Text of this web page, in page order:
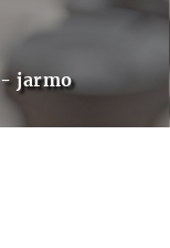
- jarmo